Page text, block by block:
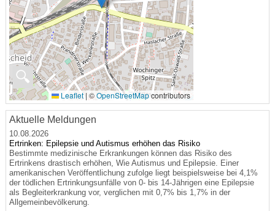
🔍
Leaflet | ©OpenStreetMapcontributors
Aktuelle Meldungen
10.08.2026
Ertrinken: Epilepsie und Autismus erhöhen das Risiko
Bestimmte medizinische Erkrankungen können das Risiko des
Ertrinkens drastisch erhöhen, Wie Autismus und Epilepsie. Einer
amerikanischen Veröffentlichung zufolge liegt beispielsweise bei 4,1%
der tödlichen Ertrinkungsunfälle von 0- bis 14-Jährigen eine Epilepsie
als Begleiterkrankung vor, verglichen mit 0,7% bis 1,7% in der
Allgemeinbevölkerung.